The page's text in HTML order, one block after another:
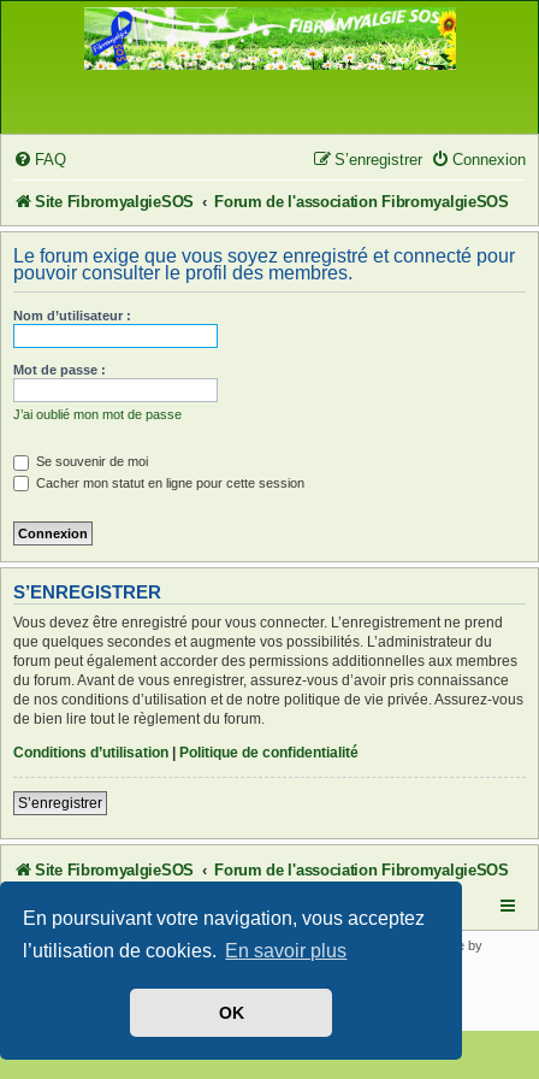
En poursuivant votre navigation, vous acceptez
l’utilisation de cookies. En savoir plus
OK
FAQ Connexion
S’enregistrer
Site FibromyalgieSOS Forum de l'association FibromyalgieSOS
Le forum exige que vous soyez enregistré et connecté pour
pouvoir consulter le profil des membres.
Nom d’utilisateur :
Mot de passe :
J’ai oublié mon mot de passe
Se souvenir de moi
Cacher mon statut en ligne pour cette session
S’ENREGISTRER
Vous devez être enregistré pour vous connecter. L’enregistrement ne prend
que quelques secondes et augmente vos possibilités. L’administrateur du
forum peut également accorder des permissions additionnelles aux membres
du forum. Avant de vous enregistrer, assurez-vous d’avoir pris connaissance
de nos conditions d’utilisation et de notre politique de vie privée. Assurez-vous
de bien lire tout le règlement du forum.
Conditions d’utilisation
Politique de confidentialité
S’enregistrer
Site FibromyalgieSOS Forum de l'association FibromyalgieSOS
Développé par phpBB® Forum Software © phpBB Limited | SE Square by
PhpBB3 BBCodes
Traduit parphpBB-fr.com
Confidentialité